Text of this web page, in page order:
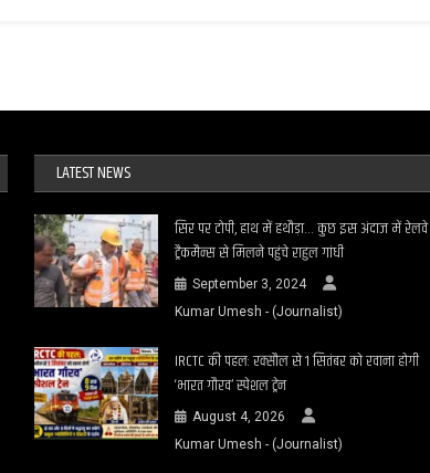
दर्ज
LATEST NEWS
सिर पर टोपी, हाथ में हथौड़ा… कुछ इस अंदाज में रेलवे
ट्रैकमैन्स से मिलने पहुंचे राहुल गांधी
September 3, 2024
Kumar Umesh - (Journalist)
IRCTC की पहल: रक्सौल से 1 सितंबर को रवाना होगी
‘भारत गौरव’ स्पेशल ट्रेन
August 4, 2026
Kumar Umesh - (Journalist)